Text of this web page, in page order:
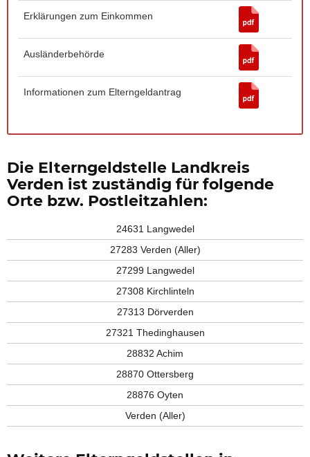
Erklärungen zum Einkommen
Ausländerbehörde
Informationen zum Elterngeldantrag
Die Elterngeldstelle Landkreis
Verden ist zuständig für folgende
Orte bzw. Postleitzahlen:
24631 Langwedel
27283 Verden (Aller)
27299 Langwedel
27308 Kirchlinteln
27313 Dörverden
27321 Thedinghausen
28832 Achim
28870 Ottersberg
28876 Oyten
Verden (Aller)